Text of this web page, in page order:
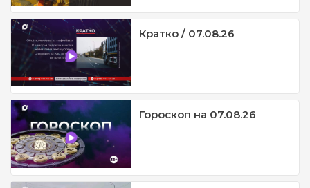
Кратко / 07.08.26
Гороскоп на 07.08.26